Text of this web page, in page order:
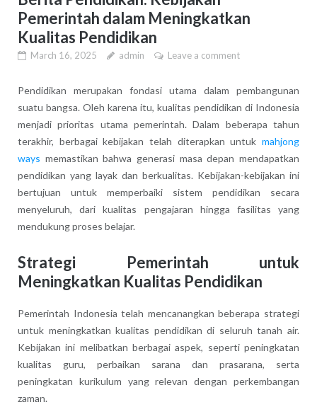
Pemerintah dalam Meningkatkan
Kualitas Pendidikan
March 16, 2025 admin Leave a comment
Pendidikan merupakan fondasi utama dalam pembangunan
suatu bangsa. Oleh karena itu, kualitas pendidikan di Indonesia
menjadi prioritas utama pemerintah. Dalam beberapa tahun
terakhir, berbagai kebijakan telah diterapkan untukmahjong
ways memastikan bahwa generasi masa depan mendapatkan
pendidikan yang layak dan berkualitas. Kebijakan-kebijakan ini
bertujuan untuk memperbaiki sistem pendidikan secara
menyeluruh, dari kualitas pengajaran hingga fasilitas yang
mendukung proses belajar.
Strategi Pemerintah untuk
Meningkatkan Kualitas Pendidikan
Pemerintah Indonesia telah mencanangkan beberapa strategi
untuk meningkatkan kualitas pendidikan di seluruh tanah air.
Kebijakan ini melibatkan berbagai aspek, seperti peningkatan
kualitas guru, perbaikan sarana dan prasarana, serta
peningkatan kurikulum yang relevan dengan perkembangan
zaman.